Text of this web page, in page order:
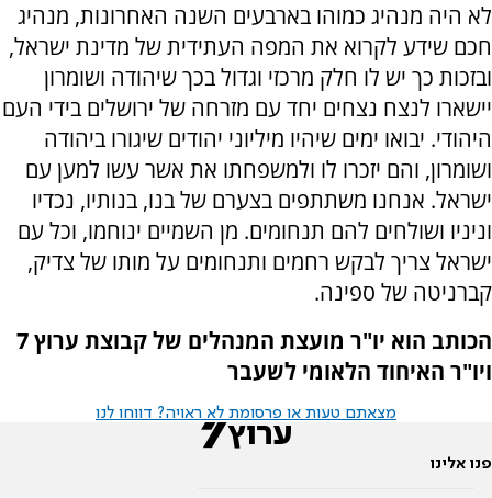
לא היה מנהיג כמוהו בארבעים השנה האחרונות, מנהיג
חכם שידע לקרוא את המפה העתידית של מדינת ישראל,
ובזכות כך יש לו חלק מרכזי וגדול בכך שיהודה ושומרון
יישארו לנצח נצחים יחד עם מזרחה של ירושלים בידי העם
היהודי. יבואו ימים שיהיו מיליוני יהודים שיגורו ביהודה
ושומרון, והם יזכרו לו ולמשפחתו את אשר עשו למען עם
ישראל. אנחנו משתתפים בצערם של בנו, בנותיו, נכדיו
וניניו ושולחים להם תנחומים. מן השמיים ינוחמו, וכל עם
ישראל צריך לבקש רחמים ותנחומים על מותו של צדיק,
קברניטה של ספינה.
הכותב הוא יו"ר מועצת המנהלים של קבוצת ערוץ 7
ויו"ר האיחוד הלאומי לשעבר
מצאתם טעות או פרסומת לא ראויה? דווחו לנו
פנו אלינו